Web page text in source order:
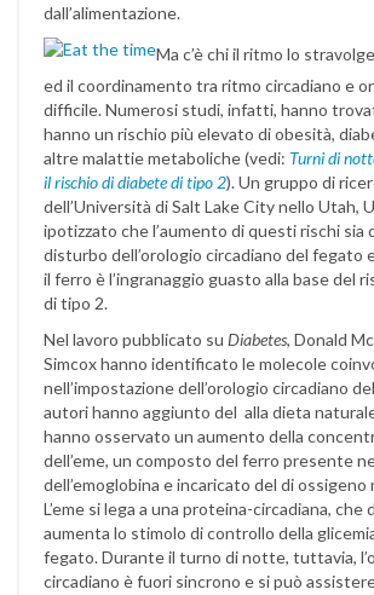
dall’alimentazione.
Ma c’è chi il ritmo lo
ed il coordinamento tra ritmo circadiano e
difficile. Numerosi studi, infatti, hanno
hanno un rischio più elevato di obesità,
altre malattie metaboliche (vedi: Turni di
il rischio di diabete di tipo 2). Un gruppo di
dell’Università di Salt Lake City nello Utah,
ipotizzato che l’aumento di questi rischi sia
disturbo dell’orologio circadiano del fegato
il ferro è l’ingranaggio guasto alla base del
di tipo 2.
Nel lavoro pubblicato su Diabetes, Donald
Simcox hanno identificato le molecole
nell’impostazione dell’orologio circadiano
autori hanno aggiunto del alla dieta
hanno osservato un aumento della
dell’eme, un composto del ferro presente
dell’emoglobina e incaricato del di ossigeno
L’eme si lega a una proteina-circadiana, che
aumenta lo stimolo di controllo della
fegato. Durante il turno di notte, tuttavia,
circadiano è fuori sincrono e si può